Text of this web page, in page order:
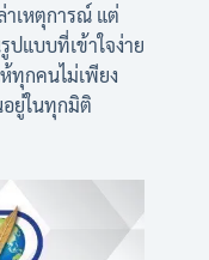
าเหตุการณ์ แต่
ปแบบที่เข้าใจง่าย
ทุกคนไม่เพียง
ยู่ในทุกมิติ